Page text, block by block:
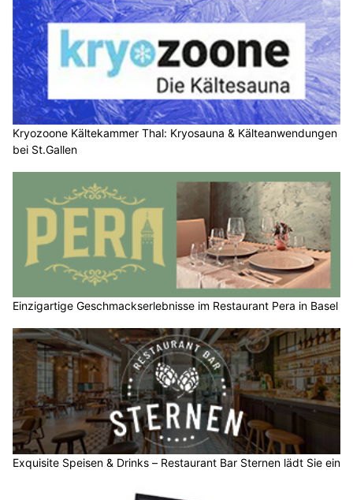
Kryozoone Kältekammer Thal: Kryosauna & Kälteanwendungen
bei St.Gallen
Einzigartige Geschmackserlebnisse im Restaurant Pera in Basel
Exquisite Speisen & Drinks – Restaurant Bar Sternen lädt Sie ein